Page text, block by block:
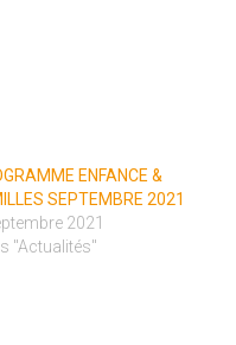
ENFANCE &
SEPTEMBRE 2021
2021
"Actualités"